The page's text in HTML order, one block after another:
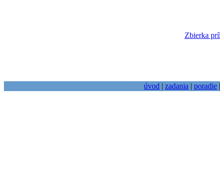
Zbierka
úvod | zadania | poradie